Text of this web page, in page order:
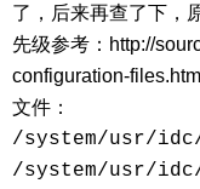
了，后来再查了下，
先级参考：http://
configuration-
文件：
/system/usr/idc/
/system/usr/idc/